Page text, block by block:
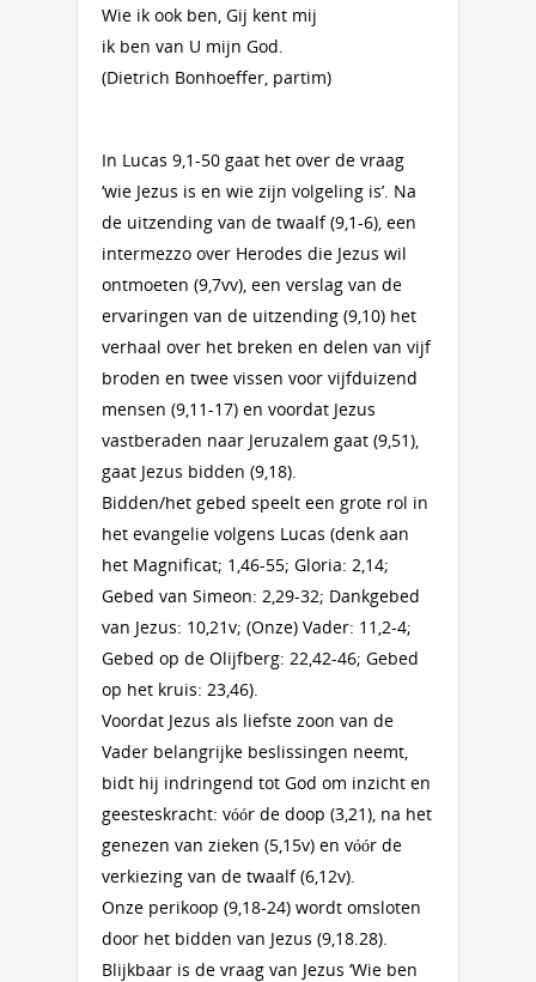
Wie ik ook ben, Gij kent mij
ik ben van U mijn God.
(Dietrich Bonhoeffer, partim)
In Lucas 9,1-50 gaat het over de vraag
‘wie Jezus is en wie zijn volgeling is’. Na
de uitzending van de twaalf (9,1-6), een
intermezzo over Herodes die Jezus wil
ontmoeten (9,7vv), een verslag van de
ervaringen van de uitzending (9,10) het
verhaal over het breken en delen van vijf
broden en twee vissen voor vijfduizend
mensen (9,11-17) en voordat Jezus
vastberaden naar Jeruzalem gaat (9,51),
gaat Jezus bidden (9,18).
Bidden/het gebed speelt een grote rol in
het evangelie volgens Lucas (denk aan
het Magnificat; 1,46-55; Gloria: 2,14;
Gebed van Simeon: 2,29-32; Dankgebed
van Jezus: 10,21v; (Onze) Vader: 11,2-4;
Gebed op de Olijfberg: 22,42-46; Gebed
op het kruis: 23,46).
Voordat Jezus als liefste zoon van de
Vader belangrijke beslissingen neemt,
bidt hij indringend tot God om inzicht en
geesteskracht: vóór de doop (3,21), na het
genezen van zieken (5,15v) en vóór de
verkiezing van de twaalf (6,12v).
Onze perikoop (9,18-24) wordt omsloten
door het bidden van Jezus (9,18.28).
Blijkbaar is de vraag van Jezus ‘Wie ben